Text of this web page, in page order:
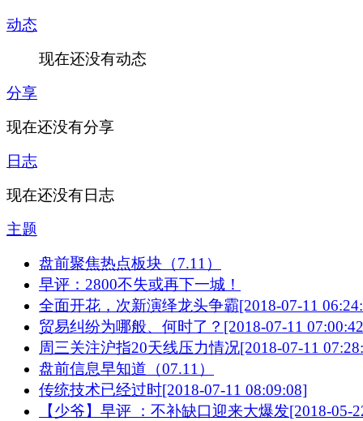
动态
现在还没有动态
分享
现在还没有分享
日志
现在还没有日志
主题
盘前聚焦热点板块（7.11）
早评：2800不失或再下一城！
全面开花，次新演绎龙头争霸[2018-07-11
贸易纠纷为哪般、何时了？[2018-07-11
周三关注沪指20天线压力情况[2018-07-11
盘前信息早知道（07.11）
传统技术已经过时[2018-07-11 08:09:08]
【少爷】早评 ：不补缺口迎来大爆发[2018-05-